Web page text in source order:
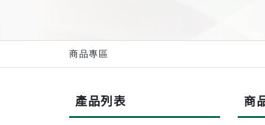
商品專區
產品列表 商